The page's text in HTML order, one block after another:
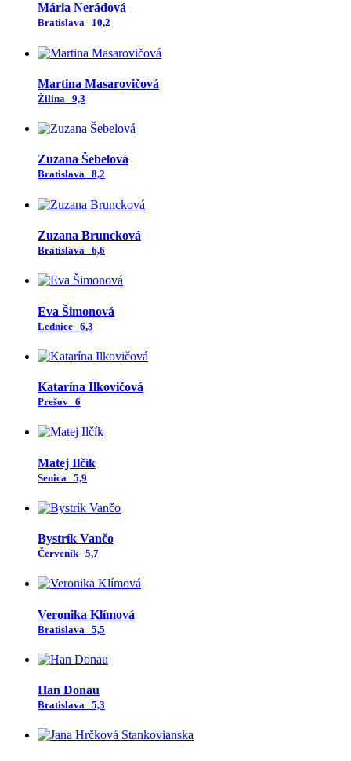
Mária Nerádová
Bratislava 10,2
Martina Masarovičová
Žilina 9,3
Zuzana Šebelová
Bratislava 8,2
Zuzana Bruncková
Bratislava 6,6
Eva Šimonová
Lednice 6,3
Katarína Ilkovičová
Prešov 6
Matej Ilčík
Senica 5,9
Bystrík Vančo
Červeník 5,7
Veronika Klímová
Bratislava 5,5
Han Donau
Bratislava 5,3